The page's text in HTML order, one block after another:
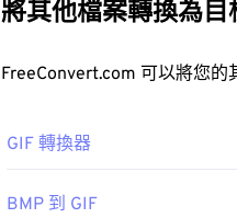
或者，您可以使用通用影像
開發人員：
初始版本：2001
GIF 最常見的用途是以動畫
如何開啟 GIF 檔案？
幾乎所有網頁瀏覽器都支援
將其他檔案轉換為目
GIF 轉換器
BMP 到 GIF